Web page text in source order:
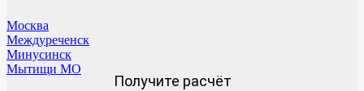
Москва
Междуреченск
Минусинск
Мытищи МО
Получите расчёт